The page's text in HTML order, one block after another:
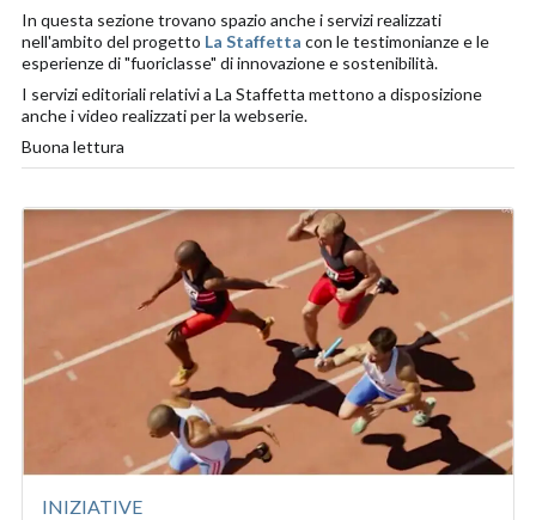
In questa sezione trovano spazio anche i servizi realizzati
nell'ambito del progetto La Staffetta con le testimonianze e le
esperienze di "fuoriclasse" di innovazione e sostenibilità.
I servizi editoriali relativi a La Staffetta mettono a disposizione
anche i video realizzati per la webserie.
Buona lettura
INIZIATIVE